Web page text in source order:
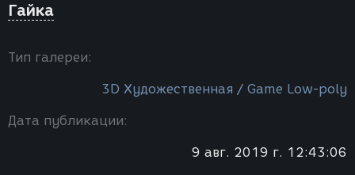
Гайка
Тип галереи:
3D Художественная / Game Low-poly
Дата публикации:
9 авг. 2019 г. 12:43:06